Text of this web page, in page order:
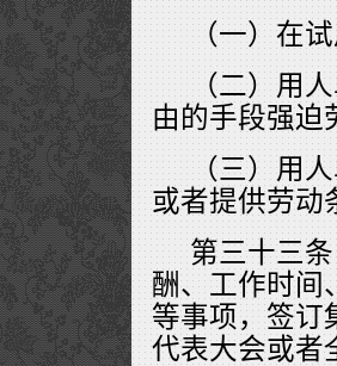
（一）在
（二）用
由的手段强迫
（三）用
或者提供劳动
第三十三
酬、工作时间
等事项，签订
代表大会或者